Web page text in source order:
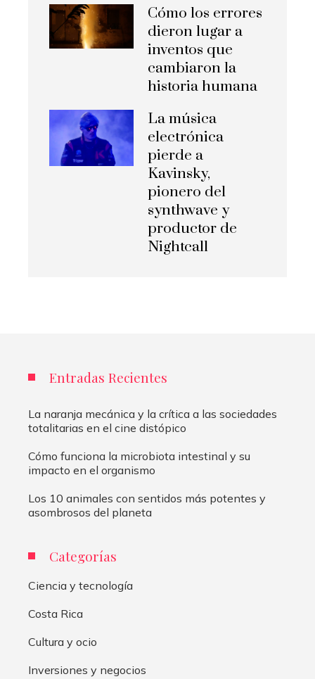
Cómo los errores
dieron lugar a
inventos que
cambiaron la
historia humana
La música
electrónica
pierde a
Kavinsky,
pionero del
synthwave y
productor de
Nightcall
Entradas Recientes
La naranja mecánica y la crítica a las sociedades
totalitarias en el cine distópico
Cómo funciona la microbiota intestinal y su
impacto en el organismo
Los 10 animales con sentidos más potentes y
asombrosos del planeta
Categorías
Ciencia y tecnología
Costa Rica
Cultura y ocio
Inversiones y negocios